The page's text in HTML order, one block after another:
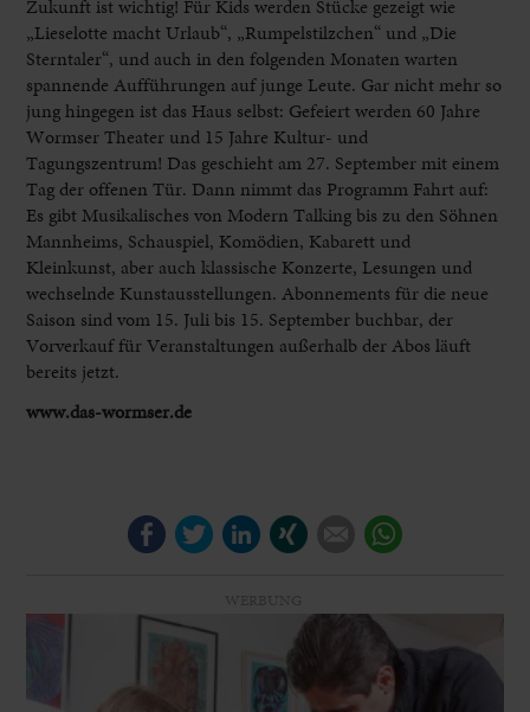
Zukunft ist wichtig! Für Kids werden Stücke gezeigt wie
„Lieselotte macht Urlaub“, „Rumpelstilzchen“ und „Die
Sterntaler“, und auch in den folgenden Monaten warten
spannende Aufführungen auf junge Leute. Gar nicht mehr so
jung hingegen ist das Haus selbst: Gefeiert werden 60 Jahre
Wormser Theater und 15 Jahre Kultur- und
Tagungszentrum! Das geschieht am 27. September mit einem
Tag der offenen Tür. Dann nimmt das Programm Fahrt auf:
Es gibt Musikalisches von Modern Talking bis zu den Söhnen
Mannheims, Schauspiel, Komödien, Kabarett und
Kleinkunst, aber auch klassische Konzerte, Lesungen und
wechselnde Kunstausstellungen. Abonnements für die neue
Saison sind vom 15. Juli bis 15. September buchbar, der
Vorverkauf für Veranstaltungen außerhalb der Abos läuft
bereits jetzt.
www.das-wormser.de
FacebookTwitterLinkedIn E-mail